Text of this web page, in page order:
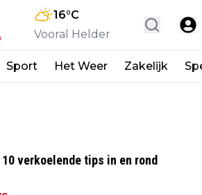
16°C
Vooral Helder
Sport Het Weer Zakelijk
verkoelende tips in en rond